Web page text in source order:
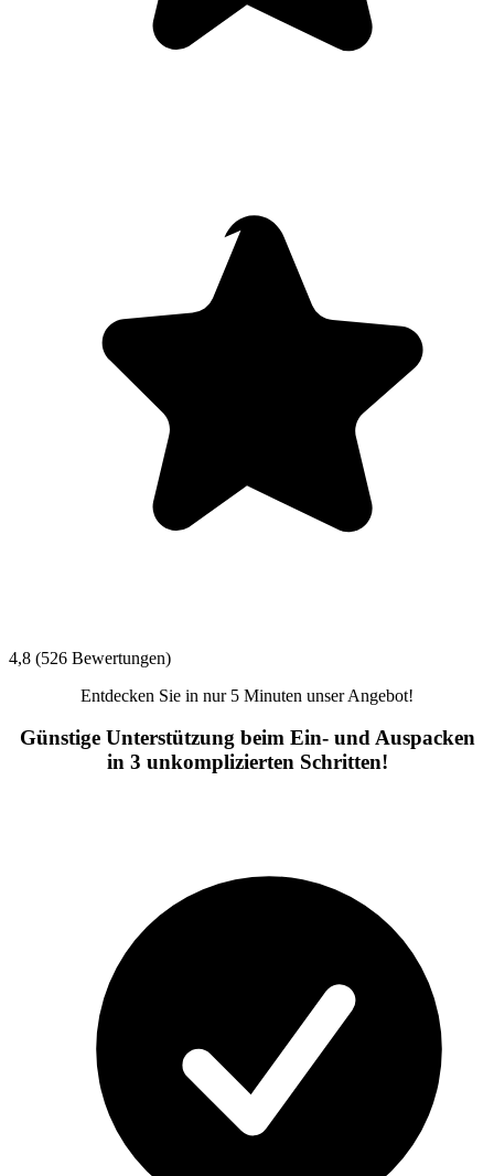
4,8 (526 Bewertungen)
Entdecken Sie in nur 5 Minuten unser Angebot!
Günstige Unterstützung beim Ein- und Auspacken
in 3 unkomplizierten Schritten!